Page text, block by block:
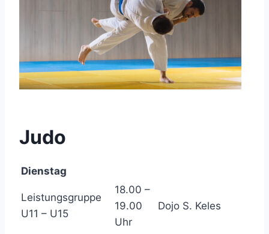
Judo
Dienstag
Leistungsgruppe
U11 – U15
18.00 –
19.00
Uhr
Dojo S. Keles